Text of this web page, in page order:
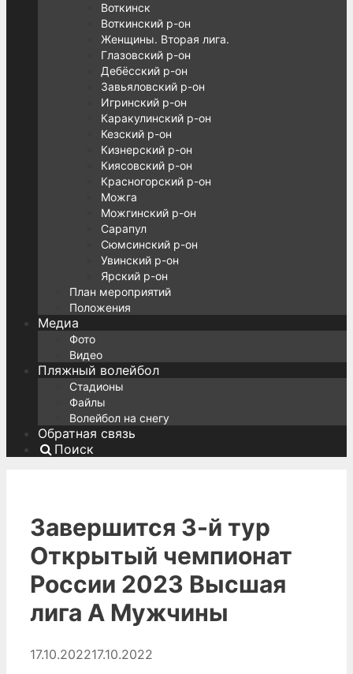
Воткинск
Воткинский р-он
Женщины. Вторая лига.
Глазовский р-он
Дебёсский р-он
Завьяловский р-он
Игринский р-он
Каракулинский р-он
Кезский р-он
Кизнерский р-он
Киясовский р-он
Красногорский р-он
Можга
Можгинский р-он
Сарапул
Сюмсинский р-он
Увинский р-он
Ярский р-он
План мероприятий
Положения
Медиа
Фото
Видео
Пляжный волейбол
Стадионы
Файлы
Волейбол на снегу
Обратная связь
Поиск
Завершится 3-й тур
Открытый чемпионат
России 2023 Высшая
лига А Мужчины
17.10.202217.10.2022